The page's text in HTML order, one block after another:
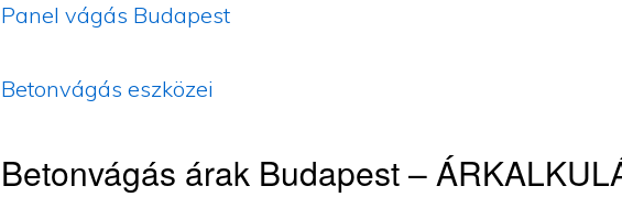
Panel vágás Budapest
Betonvágás eszközei
Betonvágás árak Budapest –